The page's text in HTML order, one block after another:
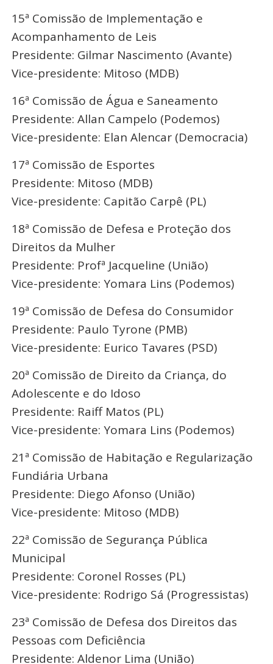
15ª Comissão de Implementação e
Acompanhamento de Leis
Presidente: Gilmar Nascimento (Avante)
Vice-presidente: Mitoso (MDB)
16ª Comissão de Água e Saneamento
Presidente: Allan Campelo (Podemos)
Vice-presidente: Elan Alencar (Democracia)
17ª Comissão de Esportes
Presidente: Mitoso (MDB)
Vice-presidente: Capitão Carpê (PL)
18ª Comissão de Defesa e Proteção dos
Direitos da Mulher
Presidente: Profª Jacqueline (União)
Vice-presidente: Yomara Lins (Podemos)
19ª Comissão de Defesa do Consumidor
Presidente: Paulo Tyrone (PMB)
Vice-presidente: Eurico Tavares (PSD)
20ª Comissão de Direito da Criança, do
Adolescente e do Idoso
Presidente: Raiff Matos (PL)
Vice-presidente: Yomara Lins (Podemos)
21ª Comissão de Habitação e Regularização
Fundiária Urbana
Presidente: Diego Afonso (União)
Vice-presidente: Mitoso (MDB)
22ª Comissão de Segurança Pública
Municipal
Presidente: Coronel Rosses (PL)
Vice-presidente: Rodrigo Sá (Progressistas)
23ª Comissão de Defesa dos Direitos das
Pessoas com Deficiência
Presidente: Aldenor Lima (União)